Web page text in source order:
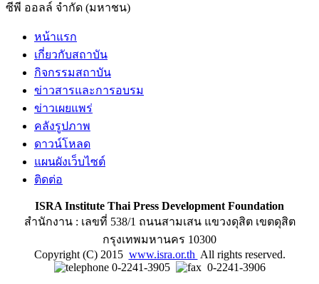
ซีพี ออลล์ จำกัด (มหาชน)
หน้าแรก
เกี่ยวกับสถาบัน
กิจกรรมสถาบัน
ข่าวสารและการอบรม
ข่าวเผยแพร่
คลังรูปภาพ
ดาวน์โหลด
แผนผังเว็บไซต์
ติดต่อ
ISRA Institute Thai Press Development Foundation
สำนักงาน : เลขที่ 538/1 ถนนสามเสน แขวงดุสิต เขตดุสิต
กรุงเทพมหานคร 10300
Copyright (C) 2015 www.isra.or.th All rights reserved.
0-2241-3905
0-2241-3906